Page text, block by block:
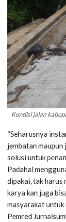
Kondisi jalan
“Seharusnya
jembatan
solusi untuk
Padahal
dipakai, tak harus
karya kan juga
masyarakat untuk
Pemred